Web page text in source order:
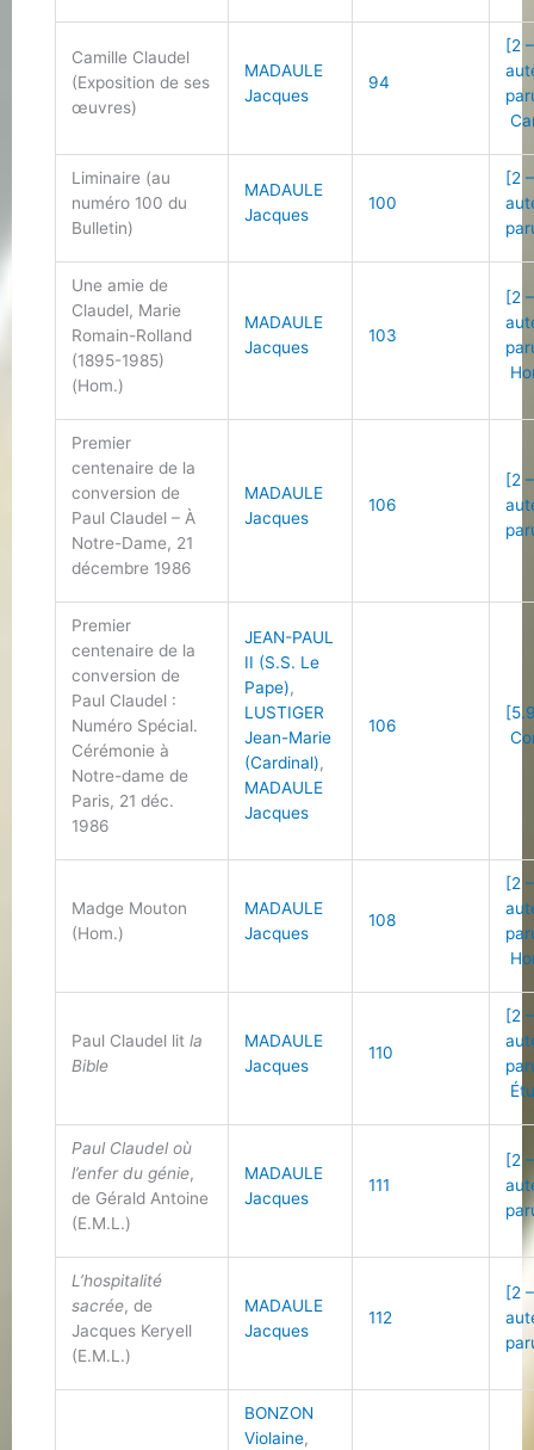
Camille Claudel
(Exposition de ses
œuvres)
MADAULE
Jacques
94
[2
Liminaire (au
numéro 100 du
Bulletin)
MADAULE
Jacques
100
[2
Une amie de
Claudel, Marie
Romain-Rolland
(1895-1985)
(Hom.)
MADAULE
Jacques
103
[2
Premier
centenaire de la
conversion de
Paul Claudel – À
Notre-Dame, 21
décembre 1986
MADAULE
Jacques
106
[2
Premier
centenaire de la
conversion de
Paul Claudel :
Numéro Spécial.
Cérémonie à
Notre-dame de
Paris, 21 déc.
1986
JEAN-PAUL
II (S.S. Le
Pape),
LUSTIGER
Jean-Marie
(Cardinal),
MADAULE
Jacques
106
Madge Mouton
(Hom.)
MADAULE
Jacques
108
[2
Paul Claudel litla
Bible
MADAULE
Jacques
110
[2
Paul Claudel où
l’enfer du génie,
de Gérald Antoine
(E.M.L.)
MADAULE
Jacques
111
[2
L’hospitalité
sacrée, de
Jacques Keryell
(E.M.L.)
MADAULE
Jacques
112
[2
BONZON
Violaine,